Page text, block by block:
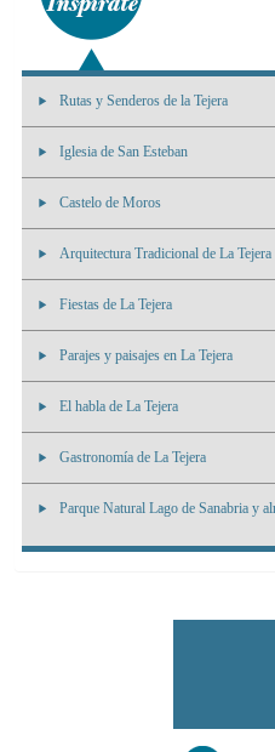
Rutas y Senderos de la Tejera
Iglesia de San Esteban
Castelo de Moros
Arquitectura Tradicional de La Tejera
Fiestas de La Tejera
Parajes y paisajes en La Tejera
El habla de La Tejera
Gastronomía de La Tejera
Parque Natural Lago de Sanabria y